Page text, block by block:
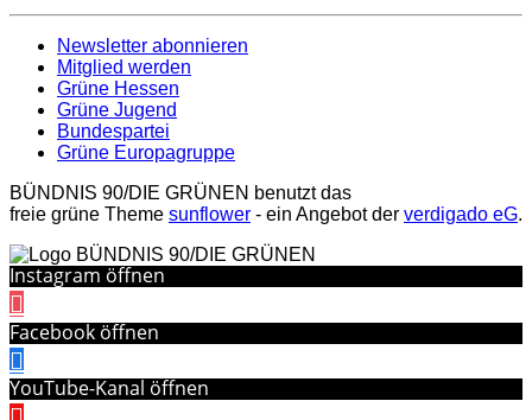
Newsletter abonnieren
Mitglied werden
Grüne Hessen
Grüne Jugend
Bundespartei
Grüne Europagruppe
BÜNDNIS 90/DIE GRÜNEN benutzt das
freie grüne Theme sunflower ‐ ein Angebot der verdigado eG.
Instagram öffnen
Facebook öffnen
YouTube-Kanal öffnen